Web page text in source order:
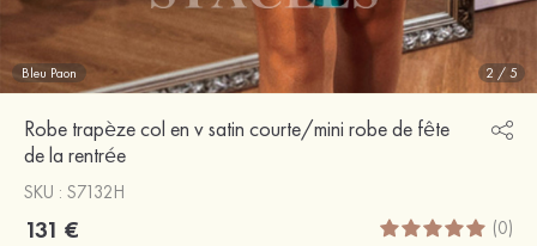
Bleu Paon 2 /5
Robe trapèze col en v satin courte/mini robe de fête
de la rentrée
SKU : S7132H
131 € (0)